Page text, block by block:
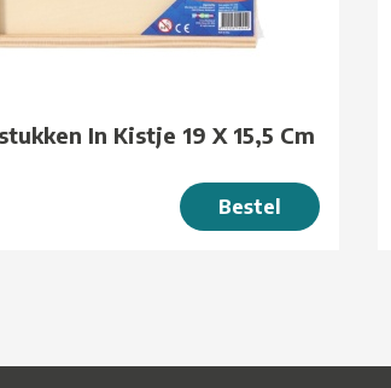
In Kistje 19 X 15,5 Cm
Bestel